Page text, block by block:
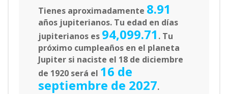
Tienes aproximadamente 8.91
años jupiterianos. Tu edad en días
jupiterianos es 94,099.71 . Tu
próximo cumpleaños en el planeta
Jupiter si naciste el 18 de diciembre
de 1920 será el 16 de
septiembre de 2027.